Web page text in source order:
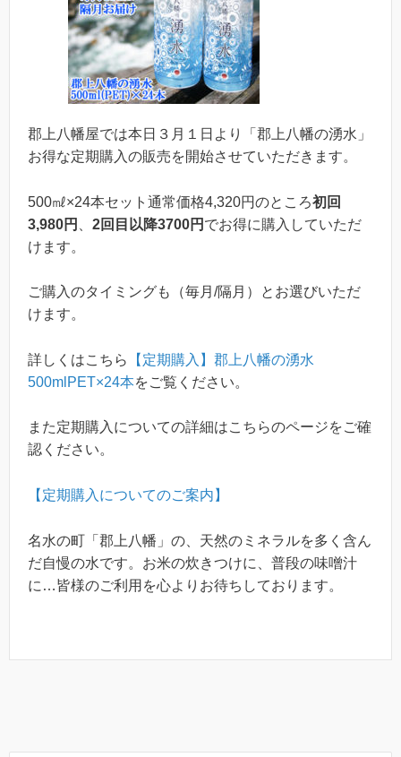
郡上八幡屋では本日３月１日より「郡上八幡の湧水」
お得な定期購入の販売を開始させていただきます。
500㎖×24本セット通常価格4,320円のところ初回
3,980円
2回目以降3700円 でお得に購入していただ
けます。
ご購入のタイミングも（毎月/隔月）とお選びいただ
けます。
詳しくはこちら
【定期購入】郡上八幡の湧水
500mlPET×24本をご覧ください。
また定期購入についての詳細はこちらのページをご確
認ください。
【定期購入についてのご案内】
名水の町「郡上八幡」の、天然のミネラルを多く含ん
だ自慢の水です。お米の炊きつけに、普段の味噌汁
に…皆様のご利用を心よりお待ちしております。